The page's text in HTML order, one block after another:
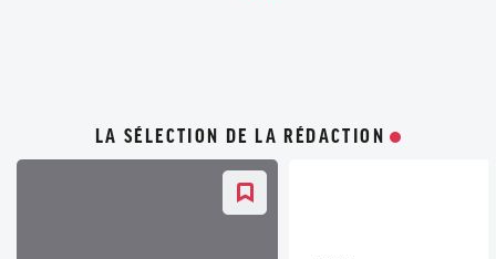
LA SÉLECTION DE LA RÉDACTION